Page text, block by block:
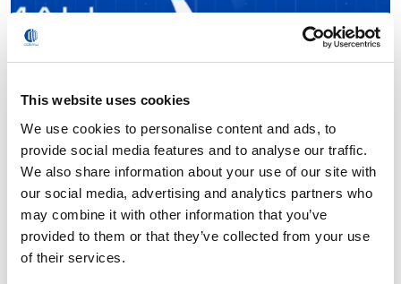
This website uses cookies
We use cookies to personalise content and ads, to
provide social media features and to analyse our traffic.
We also share information about your use of our site with
our social media, advertising and analytics partners who
may combine it with other information that you’ve
provided to them or that they’ve collected from your use
of their services.
“Comau Talks”: i nuovi vodcast per presentare